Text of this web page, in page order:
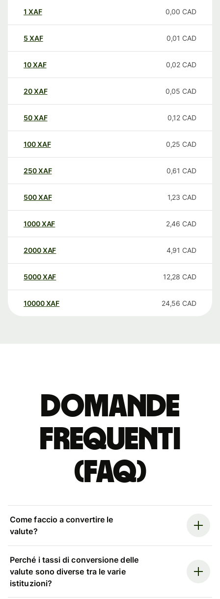
1 XAF 0,00 CAD
5 XAF 0,01 CAD
10XAF 0,02 CAD
20XAF 0,05 CAD
50XAF 0,12 CAD
100XAF 0,25 CAD
250XAF 0,61 CAD
500XAF 1,23 CAD
1000XAF 2,46 CAD
2000XAF 4,91 CAD
5000XAF 12,28 CAD
10000 XAF 24,56 CAD
Domande
Frequenti
(FAQ)
Come faccio a convertire le
valute?
Perché i tassi di conversione delle
valute sono diverse tra le varie
istituzioni?